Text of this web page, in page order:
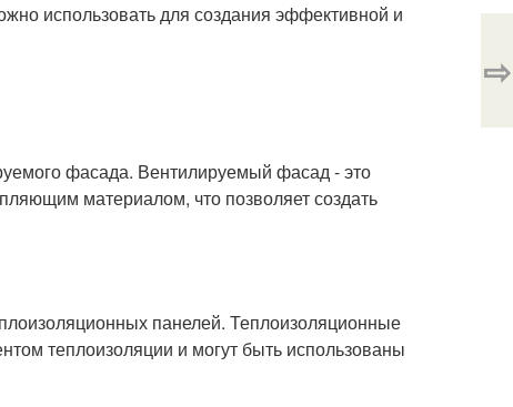
использовать для создания эффективной и
фасада. Вентилируемый фасад - это
материалом, что позволяет создать
панелей. Теплоизоляционные
теплоизоляции и могут быть использованы
⇨